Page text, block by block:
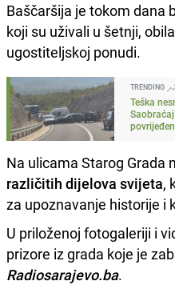
Baščaršija je tokom dana
koji su uživali u šetnji,
ugostiteljskoj ponudi.
TRENDING
Teška
Na ulicama Starog Grada
različitih dijelova svijeta,
za upoznavanje historije i
U priloženoj fotogaleriji i
prizore iz grada koje je
Radiosarajevo.ba.